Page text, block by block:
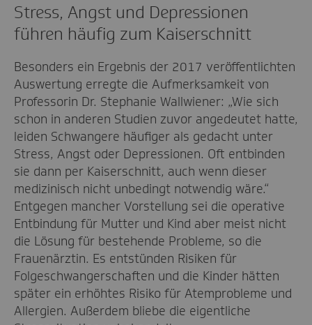
Stress, Angst und Depressionen
führen häufig zum Kaiserschnitt
Besonders ein Ergebnis der 2017 veröffentlichten
Auswertung erregte die Aufmerksamkeit von
Professorin Dr. Stephanie Wallwiener: „Wie sich
schon in anderen Studien zuvor angedeutet hatte,
leiden Schwangere häufiger als gedacht unter
Stress, Angst oder Depressionen. Oft entbinden
sie dann per Kaiserschnitt, auch wenn dieser
medizinisch nicht unbedingt notwendig wäre.“
Entgegen mancher Vorstellung sei die operative
Entbindung für Mutter und Kind aber meist nicht
die Lösung für bestehende Probleme, so die
Frauenärztin. Es entstünden Risiken für
Folgeschwangerschaften und die Kinder hätten
später ein erhöhtes Risiko für Atemprobleme und
Allergien. Außerdem bliebe die eigentliche